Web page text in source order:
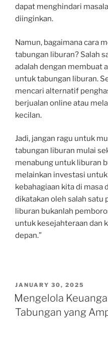
dapat menghindari
diinginkan.
Namun, bagaimana cara
tabungan liburan? Salah
adalah dengan membuat
untuk tabungan liburan.
mencari alternatif
berjualan online atau
kecilan.
Jadi, jangan ragu untuk
tabungan liburan mulai
menabung untuk liburan
melainkan investasi
kebahagiaan kita di masa
dikatakan oleh salah satu
liburan bukanlah
untuk kesejahteraan dan
depan.”
POSTED
ON
JANUARY 30, 2025
Mengelola
Tabungan yang